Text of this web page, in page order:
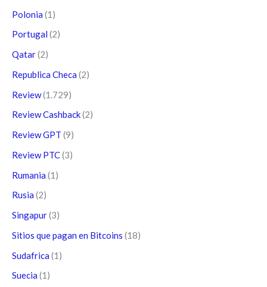
Polonia (1)
Portugal (2)
Qatar(2)
Republica Checa (2)
Review(1.729)
Review Cashback(2)
Review GPT (9)
Review PTC(3)
Rumania (1)
Rusia (2)
Singapur(3)
Sitios que pagan en Bitcoins (18)
Sudafrica (1)
Suecia (1)